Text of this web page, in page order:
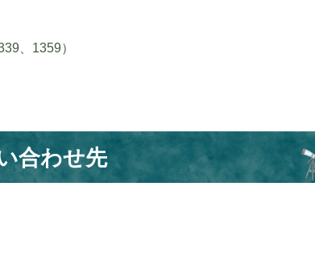
、1359）
合わせ先